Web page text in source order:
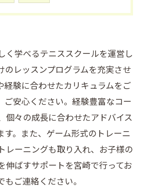
く学べるテニススクールを運営し
のレッスンプログラムを充実させ
経験に合わせたカリキュラムをご
ご安心ください。経験豊富なコー
個々の成長に合わせたアドバイス
す。また、ゲーム形式のトレーニ
レーニングも取り入れ、お子様の
伸ばすサポートを宮崎で行ってお
ご連絡ください。